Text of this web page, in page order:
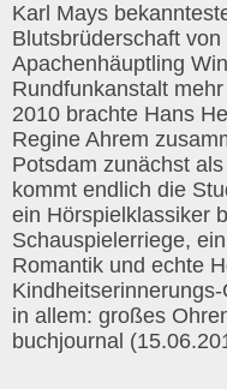
Karl Mays
Blutsbrüderschaft
Apachenhäuptling
Rundfunkanstalt
2010 brachte Hans
Regine Ahrem
Potsdam zunächst
kommt endlich die
ein Hörspielklassiker
Schauspielerriege,
Romantik und echte
in allem: großes
buchjournal